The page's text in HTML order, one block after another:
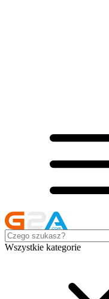
Wszystkie kategorie